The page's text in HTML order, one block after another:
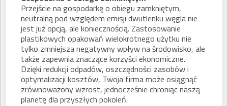
Przejście na gospodarkę o obiegu zamkniętym,
neutralną pod względem emisji dwutlenku węgla nie
jest już opcją, ale koniecznością. Zastosowanie
plastikowych opakowań wielokrotnego użytku nie
tylko zmniejsza negatywny wpływ na środowisko, ale
także zapewnia znaczące korzyści ekonomiczne.
Dzięki redukcji odpadów, oszczędności zasobów i
optymalizacji kosztów, Twoja firma może osiągnąć
zrównoważony wzrost, jednocześnie chroniąc naszą
planetę dla przyszłych pokoleń.